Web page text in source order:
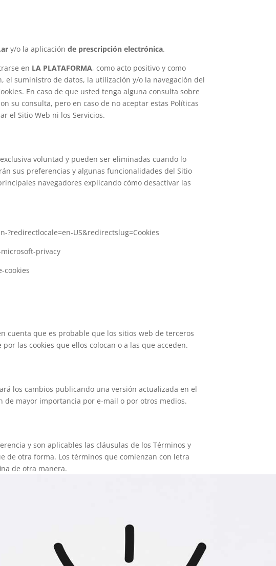
y/o la aplicaciónde prescripción electrónica.
en LA PLATAFORMA, como acto positivo y como
el suministro de datos, la utilización y/o la navegación del
En caso de que usted tenga alguna consulta sobre
su consulta, pero en caso de no aceptar estas Políticas
el Sitio Web ni los Servicios.
voluntad y pueden ser eliminadas cuando lo
sus preferencias y algunas funcionalidades del Sitio
navegadores explicando cómo desactivar las
US&redirectslug=Cookies
privacy
cookies
cuenta que es probable que los sitios web de terceros
las cookies que ellos colocan o a las que acceden.
los cambios publicando una versión actualizada en el
de mayor importancia por e-mail o por otros medios.
y son aplicables las cláusulas de los Términos y
de otra forma. Los términos que comienzan con letra
de otra manera.